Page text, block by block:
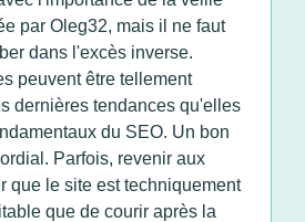
par Oleg32, mais il ne faut
dans l'excès inverse.
peuvent être tellement
dernières tendances qu'elles
du SEO. Un bon
Parfois, revenir aux
que le site est techniquement
que de courir après la